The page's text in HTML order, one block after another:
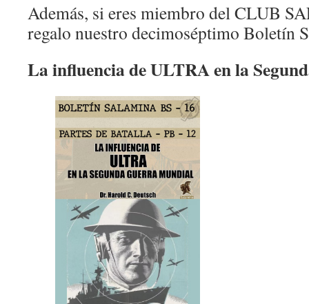
Además, si eres miembro del CLUB
regalo nuestro decimoséptimo Boletín
La influencia de ULTRA en la